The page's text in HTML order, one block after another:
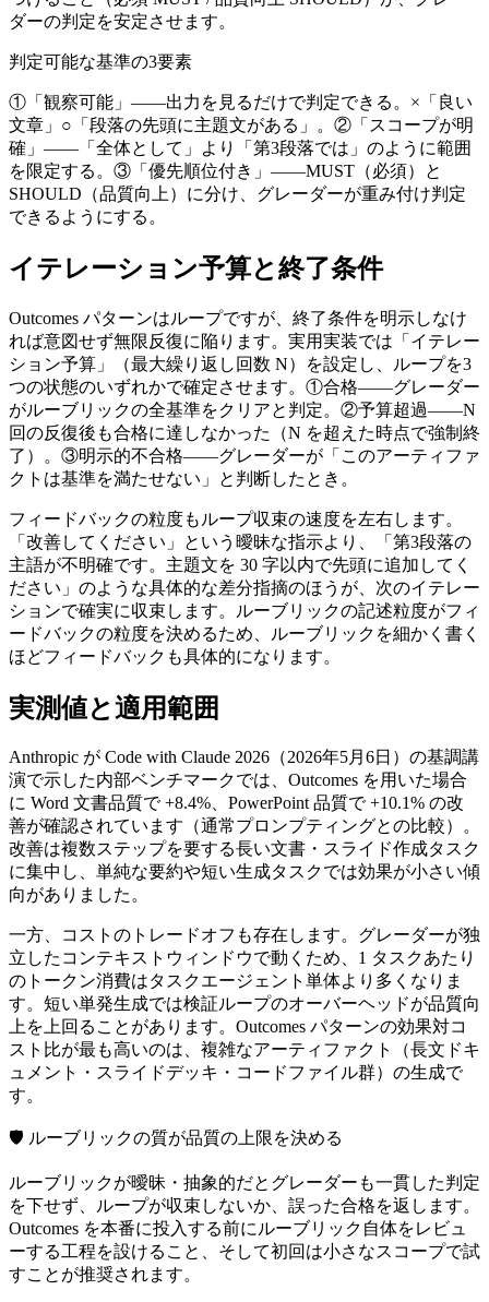
ダーの判定を安定させます。
判定可能な基準の3要素
①「観察可能」——出力を見るだけで判定できる。×「良い
文章」○「段落の先頭に主題文がある」。②「スコープが明
確」——「全体として」より「第3段落では」のように範囲
を限定する。③「優先順位付き」——MUST（必須）と
SHOULD（品質向上）に分け、グレーダーが重み付け判定
できるようにする。
イテレーション予算と終了条件
Outcomes パターンはループですが、終了条件を明示しなけ
れば意図せず無限反復に陥ります。実用実装では「イテレー
ション予算」（最大繰り返し回数 N）を設定し、ループを3
つの状態のいずれかで確定させます。①合格——グレーダー
がルーブリックの全基準をクリアと判定。②予算超過——N
回の反復後も合格に達しなかった（N を超えた時点で強制終
了）。③明示的不合格——グレーダーが「このアーティファ
クトは基準を満たせない」と判断したとき。
フィードバックの粒度もループ収束の速度を左右します。
「改善してください」という曖昧な指示より、「第3段落の
主語が不明確です。主題文を 30 字以内で先頭に追加してく
ださい」のような具体的な差分指摘のほうが、次のイテレー
ションで確実に収束します。ルーブリックの記述粒度がフィ
ードバックの粒度を決めるため、ルーブリックを細かく書く
ほどフィードバックも具体的になります。
実測値と適用範囲
Anthropic が Code with Claude 2026（2026年5月6日）の基調講
演で示した内部ベンチマークでは、Outcomes を用いた場合
に Word 文書品質で +8.4%、PowerPoint 品質で +10.1% の改
善が確認されています（通常プロンプティングとの比較）。
改善は複数ステップを要する長い文書・スライド作成タスク
に集中し、単純な要約や短い生成タスクでは効果が小さい傾
向がありました。
一方、コストのトレードオフも存在します。グレーダーが独
立したコンテキストウィンドウで動くため、1 タスクあたり
のトークン消費はタスクエージェント単体より多くなりま
す。短い単発生成では検証ループのオーバーヘッドが品質向
上を上回ることがあります。Outcomes パターンの効果対コ
スト比が最も高いのは、複雑なアーティファクト（長文ドキ
ュメント・スライドデッキ・コードファイル群）の生成で
す。
🛡 ルーブリックの質が品質の上限を決める
ルーブリックが曖昧・抽象的だとグレーダーも一貫した判定
を下せず、ループが収束しないか、誤った合格を返します。
Outcomes を本番に投入する前にルーブリック自体をレビュ
ーする工程を設けること、そして初回は小さなスコープで試
すことが推奨されます。